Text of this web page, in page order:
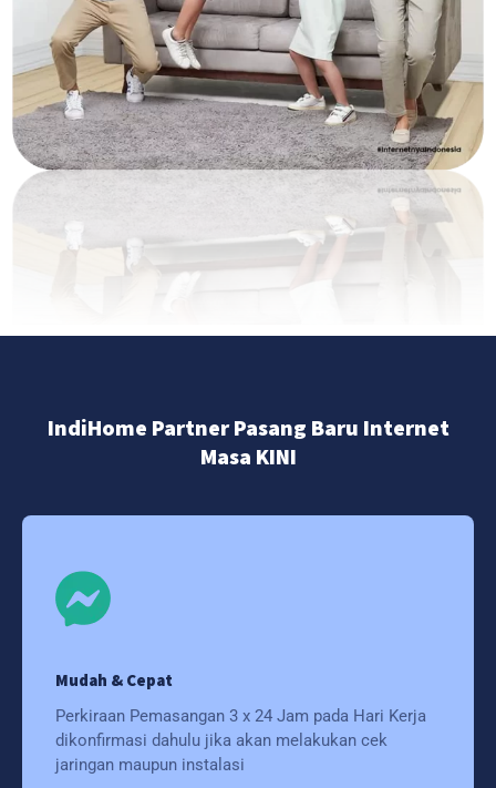
IndiHome Partner Pasang Baru Internet
Masa KINI
Mudah & Cepat
Perkiraan Pemasangan 3 x 24 Jam pada Hari Kerja
dikonfirmasi dahulu jika akan melakukan cek
jaringan maupun instalasi